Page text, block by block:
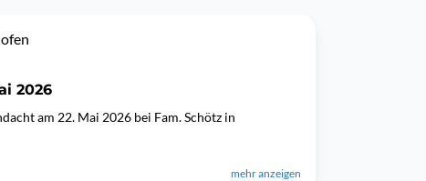
2026
am 22. Mai 2026 bei Fam. Schötz in
mehr anzeigen